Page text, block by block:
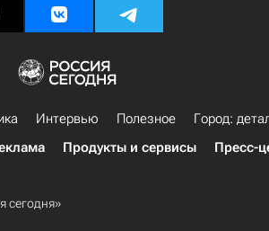
Интервью Полезное
Город:
Продукты и сервисы Пресс-
сегодня»